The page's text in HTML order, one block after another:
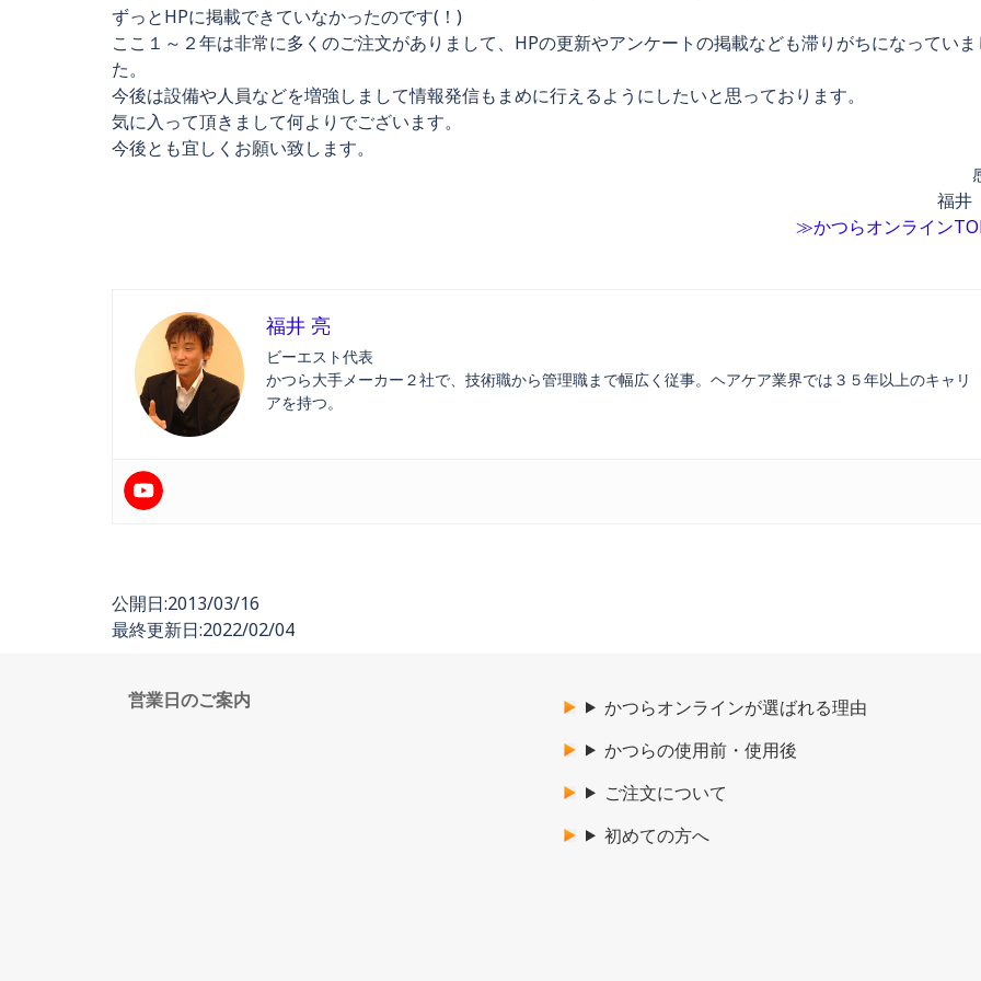
ずっとHPに掲載できていなかったのです(！)
ここ１～２年は非常に多くのご注文がありまして、HPの更新やアンケートの掲載なども滞りがちになっていま
た。
今後は設備や人員などを増強しまして情報発信もまめに行えるようにしたいと思っております。
気に入って頂きまして何よりでございます。
今後とも宜しくお願い致します。
福
≫かつらオンライン
福井 亮
ビーエスト代表
かつら大手メーカー２社で、技術職から管理職まで幅広く従事。ヘアケア業界では３５年以上のキャリ
アを持つ。
公開日:2013/03/16
最終更新日:2022/02/04
営業日のご案内
かつらオンラインが選ばれる理由
かつらの使用前・使用後
ご注文について
初めての方へ